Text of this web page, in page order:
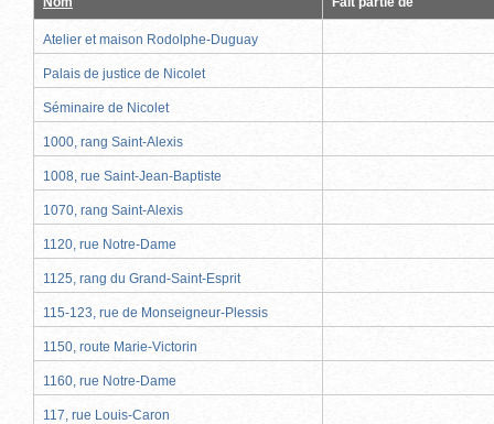
Atelier et maison Rodolphe-Duguay
Palais de justice de Nicolet
Séminaire de Nicolet
1000, rang Saint-Alexis
1008, rue Saint-Jean-Baptiste
1070, rang Saint-Alexis
1120, rue Notre-Dame
1125, rang du Grand-Saint-Esprit
115-123, rue de Monseigneur-Plessis
1150, route Marie-Victorin
1160, rue Notre-Dame
117, rue Louis-Caron